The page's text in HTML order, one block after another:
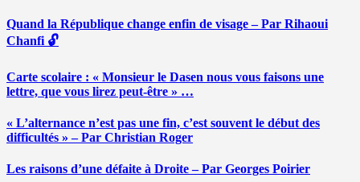
Quand la République change enfin de visage – Par Rihaoui
Chanfi 🔓
Carte scolaire : « Monsieur le Dasen nous vous faisons une
lettre, que vous lirez peut-être » …
« L’alternance n’est pas une fin, c’est souvent le début des
difficultés » – Par Christian Roger
Les raisons d’une défaite à Droite – Par Georges Poirier